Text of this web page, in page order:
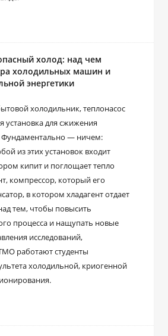
холод: над чем
холодильных машин и
энергетики
холодильник, теплонасос
установка для сжижения
Фундаментально — ничем:
из этих установок входит
кипит и поглощает тепло
компрессор, который его
в котором хладагент отдает
тем, чтобы повысить
процесса и нащупать новые
исследований,
работают студенты
холодильной, криогенной